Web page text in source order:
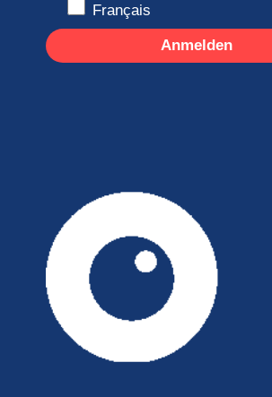
Français
Anmelden